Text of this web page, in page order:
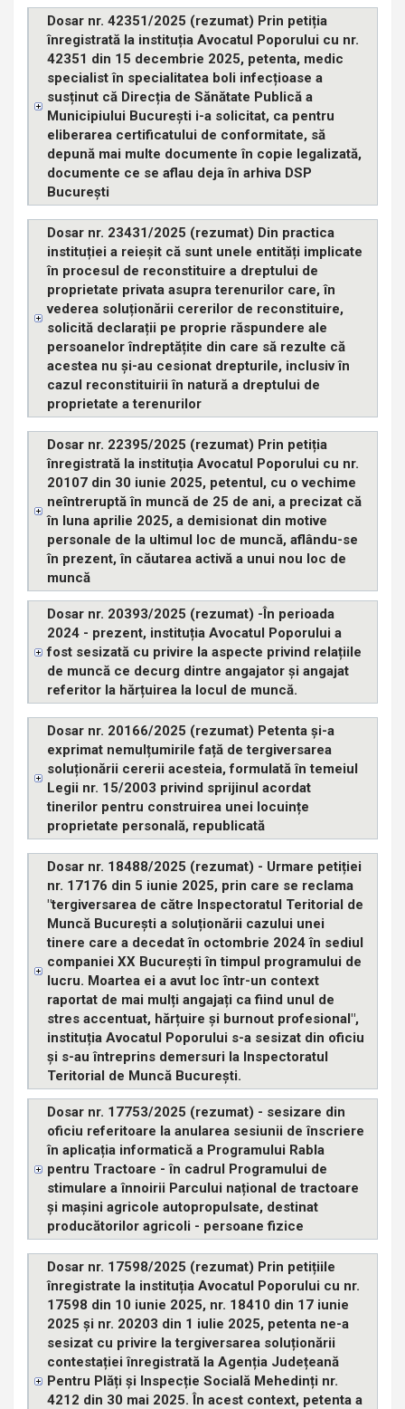
Dosar nr. 42351/2025 (rezumat) Prin petiția
înregistrată la instituția Avocatul Poporului cu nr.
42351 din 15 decembrie 2025, petenta, medic
specialist în specialitatea boli infecțioase a
susținut că Direcția de Sănătate Publică a
Municipiului București i-a solicitat, ca pentru
eliberarea certificatului de conformitate, să
depună mai multe documente în copie legalizată,
documente ce se aflau deja în arhiva DSP
București
Dosar nr. 23431/2025 (rezumat) Din practica
instituției a reieșit că sunt unele entități implicate
în procesul de reconstituire a dreptului de
proprietate privata asupra terenurilor care, în
vederea soluționării cererilor de reconstituire,
solicită declarații pe proprie răspundere ale
persoanelor îndreptățite din care să rezulte că
acestea nu și-au cesionat drepturile, inclusiv în
cazul reconstituirii în natură a dreptului de
proprietate a terenurilor
Dosar nr. 22395/2025 (rezumat) Prin petiția
înregistrată la instituția Avocatul Poporului cu nr.
20107 din 30 iunie 2025, petentul, cu o vechime
neîntreruptă în muncă de 25 de ani, a precizat că
în luna aprilie 2025, a demisionat din motive
personale de la ultimul loc de muncă, aflându-se
în prezent, în căutarea activă a unui nou loc de
muncă
Dosar nr. 20393/2025 (rezumat) -În perioada
2024 - prezent, instituția Avocatul Poporului a
fost sesizată cu privire la aspecte privind relațiile
de muncă ce decurg dintre angajator și angajat
referitor la hărțuirea la locul de muncă.
Dosar nr. 20166/2025 (rezumat) Petenta și-a
exprimat nemulțumirile față de tergiversarea
soluționării cererii acesteia, formulată în temeiul
Legii nr. 15/2003 privind sprijinul acordat
tinerilor pentru construirea unei locuințe
proprietate personală, republicată
Dosar nr. 18488/2025 (rezumat) - Urmare petiției
nr. 17176 din 5 iunie 2025, prin care se reclama
"tergiversarea de către Inspectoratul Teritorial de
Muncă București a soluționării cazului unei
tinere care a decedat în octombrie 2024 în sediul
companiei XX București în timpul programului de
lucru. Moartea ei a avut loc într-un context
raportat de mai mulți angajați ca fiind unul de
stres accentuat, hărțuire și burnout profesional",
instituția Avocatul Poporului s-a sesizat din oficiu
și s-au întreprins demersuri la Inspectoratul
Teritorial de Muncă București.
Dosar nr. 17753/2025 (rezumat) - sesizare din
oficiu referitoare la anularea sesiunii de înscriere
în aplicația informatică a Programului Rabla
pentru Tractoare - în cadrul Programului de
stimulare a înnoirii Parcului național de tractoare
și mașini agricole autopropulsate, destinat
producătorilor agricoli - persoane fizice
Dosar nr. 17598/2025 (rezumat) Prin petițiile
înregistrate la instituția Avocatul Poporului cu nr.
17598 din 10 iunie 2025, nr. 18410 din 17 iunie
2025 și nr. 20203 din 1 iulie 2025, petenta ne-a
sesizat cu privire la tergiversarea soluționării
contestației înregistrată la Agenția Județeană
Pentru Plăți și Inspecție Socială Mehedinți nr.
4212 din 30 mai 2025. În acest context, petenta a